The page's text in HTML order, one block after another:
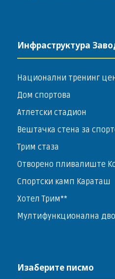
Инфраструктура
Национални тренинг
Дом спортова
Атлетски стадион
Вештачка стена за
Трим стаза
Отворено пливалиште
Спортски камп Караташ
Хотел Трим**
Мултифункционална
Изаберите писмо